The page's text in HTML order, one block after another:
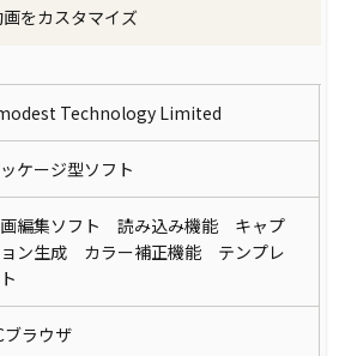
をカスタマイズ
Technology Limited
ケージ型ソフト
編集ソフト 読み込み機能 キャプ
ン生成 カラー補正機能 テンプレ
ブラウザ